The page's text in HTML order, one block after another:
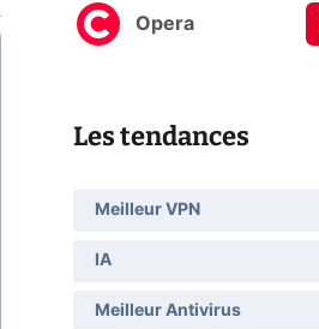
Opera
Les tendances
Meilleur VPN
IA
Meilleur Antivirus